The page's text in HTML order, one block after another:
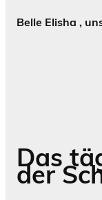
Belle Elisha ,
Das
der